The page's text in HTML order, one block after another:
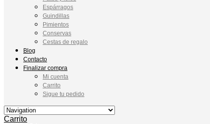
Espárragos
Guindillas
Pimientos
Conservas
Cestas de regalo
Blog
Contacto
Finalizar compra
Mi cuenta
Carrito
Sigue tu pedido
Carrito